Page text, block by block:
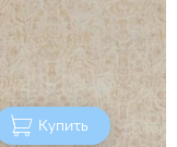
Купить